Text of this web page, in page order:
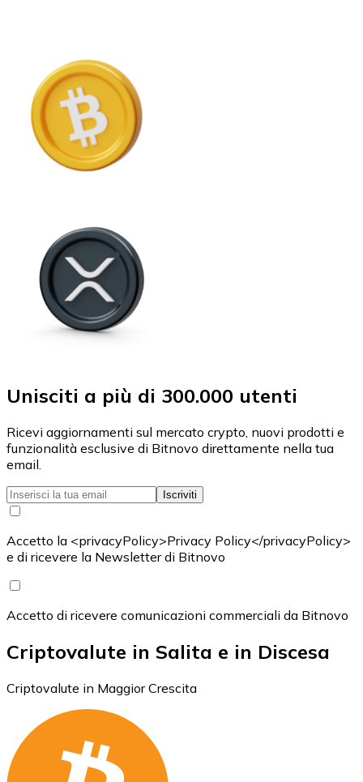
Unisciti a più di 300.000 utenti
Ricevi aggiornamenti sul mercato crypto, nuovi prodotti e
funzionalità esclusive di Bitnovo direttamente nella tua
email.
Iscriviti
Accetto la <privacyPolicy>Privacy Policy</privacyPolicy>
e di ricevere la Newsletter di Bitnovo
Accetto di ricevere comunicazioni commerciali da Bitnovo
Criptovalute in Salita e in Discesa
Criptovalute in Maggior Crescita